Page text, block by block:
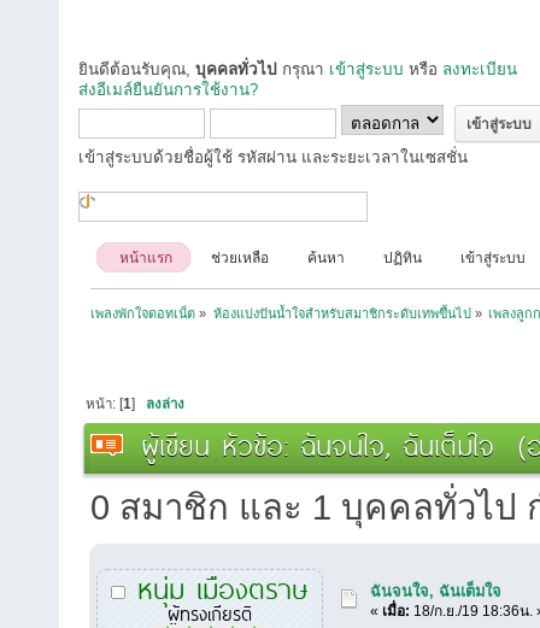
ยินดีต้อนรับคุณ, บุคคลทั่วไป กรุณา เข้าสู่ระบบ หรือ ลงทะเบียน
ส่งอีเมล์ยืนยันการใช้งาน?
เข้าสู่ระบบด้วยชื่อผู้ใช้ รหัสผ่าน และระยะเวลาในเซสชั่น
หน้าแรก ช่วยเหลือ ค้นหา ปฏิทิน เข้าสู่ระบบ
เพลงพักใจดอทเน็ต » ห้องแบ่งปันน้ำใจสำหรับสมาชิกระดับเทพขึ้นไป » เพลงลูก
หน้า: [1] ลงล่าง
ผู้เขียน หัวข้อ: ฉันจนใจ, ฉันเต็มใจ (
0 สมาชิก และ 1 บุคคลทั่วไป
หนุ่ม เมืองตราษ
ผู้ทรงเกียรติ
ฉันจนใจ, ฉันเต็มใจ
« เมื่อ: 18/ก.ย./19 18:36น.